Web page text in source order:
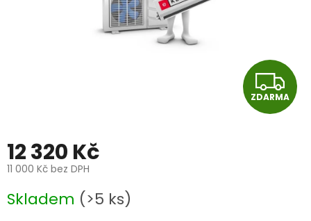
Z
D
ZDARMA
12 320 Kč
11 000 Kč bez DPH
cena:
Skladem (>5 ks)